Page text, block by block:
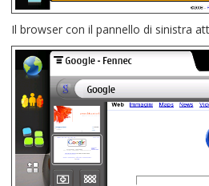
Il browser con il pannello di sinistra